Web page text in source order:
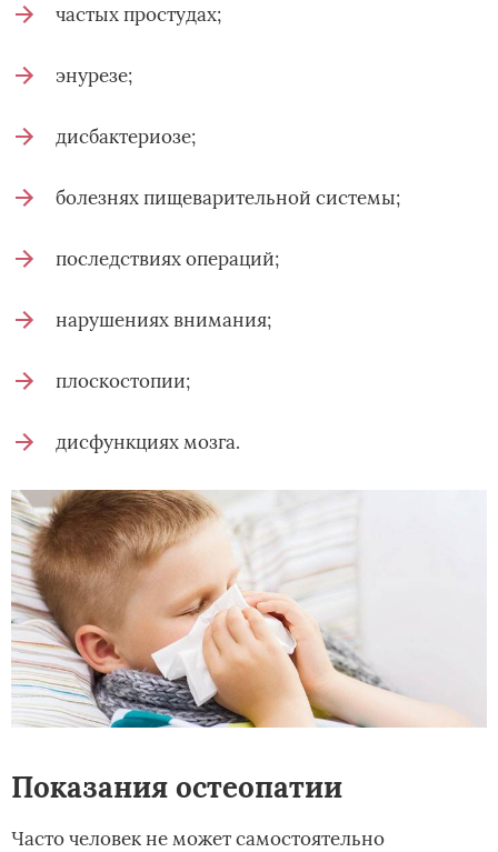
частых простудах;
энурезе;
дисбактериозе;
болезнях пищеварительной системы;
последствиях операций;
нарушениях внимания;
плоскостопии;
дисфункциях мозга.
Показания остеопатии
Часто человек не может самостоятельно